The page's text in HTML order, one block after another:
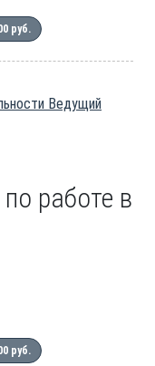
руб.
Ведущий
работе в
руб.